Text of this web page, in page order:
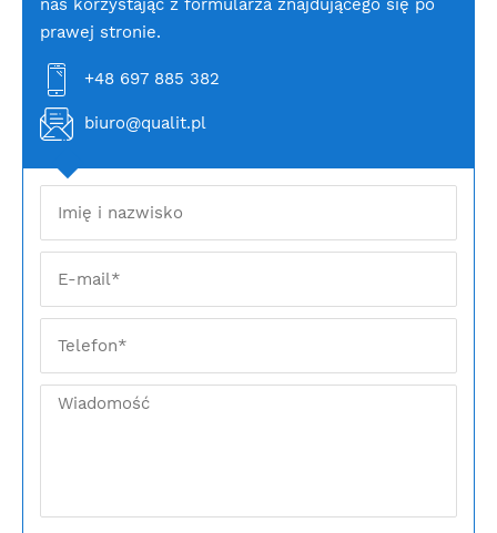
prawej stronie.
+48 697 885 382
biuro@qualit.pl